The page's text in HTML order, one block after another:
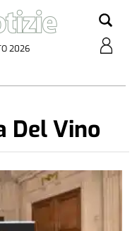
2026
Del Vino